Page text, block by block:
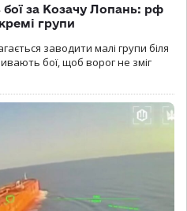
за Козачу Лопань: рф
групи
заводити малі групи біля
бої, щоб ворог не зміг